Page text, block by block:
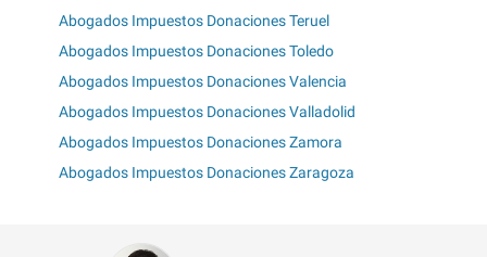
Abogados Impuestos Donaciones Teruel
Abogados Impuestos Donaciones Toledo
Abogados Impuestos Donaciones Valencia
Abogados Impuestos Donaciones Valladolid
Abogados Impuestos Donaciones Zamora
Abogados Impuestos Donaciones Zaragoza